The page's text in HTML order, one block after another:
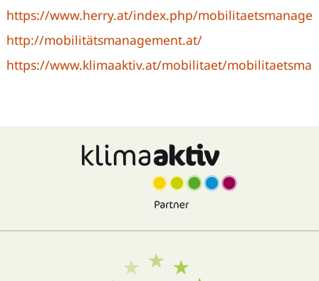
https://www.herry.at/index.php/
http://mobilitätsmanagement.at/
https://www.klimaaktiv.at/mobilitaet/